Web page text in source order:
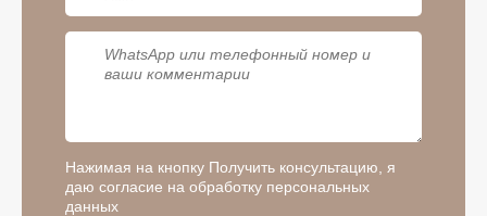
Нажимая на кнопку Получить консультацию, я
даю согласие на обработку персональных
данных